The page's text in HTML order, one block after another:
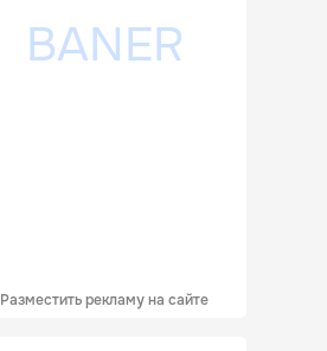
Разместить рекламу на сайте